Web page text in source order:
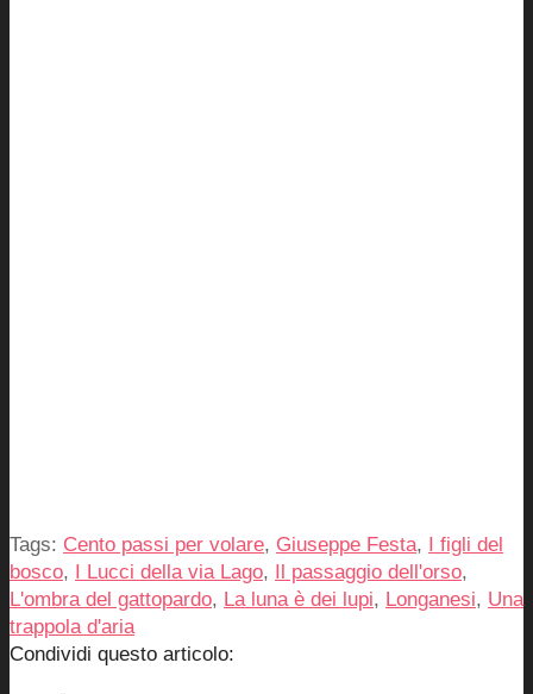
Tags: Cento passi per volare, Giuseppe Festa, I figli del
bosco, I Lucci della via Lago, Il passaggio dell'orso,
L'ombra del gattopardo, La luna è dei lupi, Longanesi, Una
trappola d'aria
Condividi questo articolo: